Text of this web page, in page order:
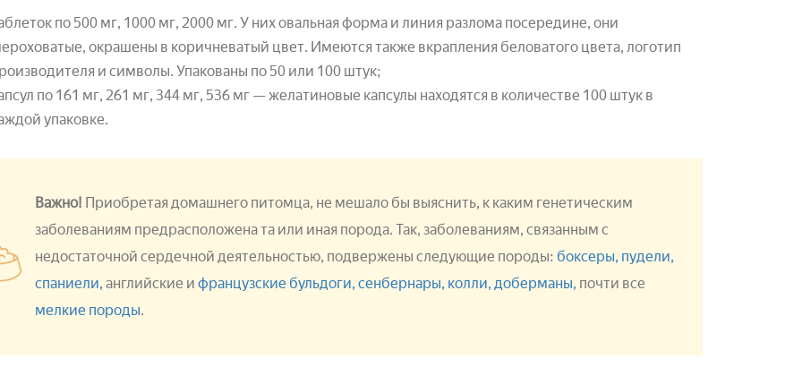
по 500 мг, 1000 мг, 2000 мг. У них овальная форма и линия разлома посередине, они
окрашены в коричневатый цвет. Имеются также вкрапления беловатого цвета, логотип
и символы. Упакованы по 50 или 100 штук;
по 161 мг, 261 мг, 344 мг, 536 мг — желатиновые капсулы находятся в количестве 100 штук в
упаковке.
Важно! Приобретая домашнего питомца, не мешало бы выяснить, к каким генетическим
заболеваниям предрасположена та или иная порода. Так, заболеваниям, связанным с
недостаточной сердечной деятельностью, подвержены следующие породы: боксеры, пудели,
спаниели, английские и французские бульдоги, сенбернары, колли, доберманы, почти все
мелкие породы.